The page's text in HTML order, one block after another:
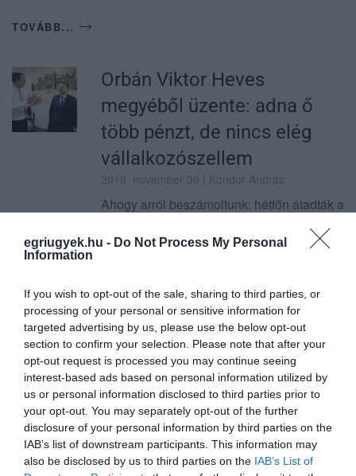
egriugyek.hu - Do Not Process My Personal
Information
If you wish to opt-out of the sale, sharing to third parties, or
processing of your personal or sensitive information for
targeted advertising by us, please use the below opt-out
section to confirm your selection. Please note that after your
opt-out request is processed you may continue seeing
interest-based ads based on personal information utilized by
us or personal information disclosed to third parties prior to
your opt-out. You may separately opt-out of the further
disclosure of your personal information by third parties on the
IAB’s list of downstream participants. This information may
also be disclosed by us to third parties on the IAB’s List of
TOVÁBB...
Orbán Viktor Heves
megyéből üzente: adna ő
több pénzt, de nincs elég
vállalkozószellem
2019. november 30 | Kondor András
Ahogy arról beszámoltunk: hétfőn átadták a
– ha ez esetleg nem lenne elég izgalmas a
TOVÁBB...
Ha felköltözne Nyitrai Zsolt
a várba, azt csak azért
tenné, hogy visszaadja azt a
magyar embereknek
2019. november 30| EÜ
Orbán Viktornak annyira megtetszett a